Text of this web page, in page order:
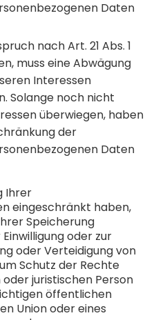
Daten
nach Art. 21 Abs. 1
muss eine Abwägung
Interessen
Solange noch nicht
überwiegen, haben
der
Daten
Ihrer
eingeschränkt haben,
Speicherung
oder zur
oder Verteidigung von
Schutz der Rechte
juristischen Person
öffentlichen
Union oder eines